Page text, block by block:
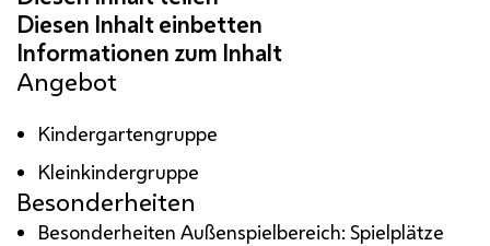
Angebot
Kindergartengruppe
Kleinkindergruppe
Besonderheiten
Besonderheiten Außenspielbereich: Spielplätze